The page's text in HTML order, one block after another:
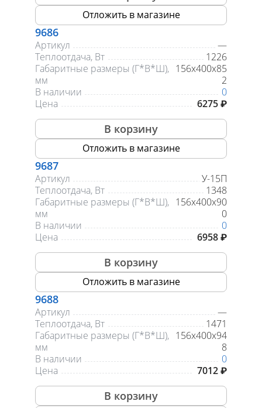
Отложить в магазине
9686
Артикул
—
Теплоотдача, Вт
1226
Габаритные размеры (Г*В*Ш),
мм
156х400х85
2
В наличии
0
Цена
6275 ₽
В корзину
Отложить в магазине
9687
Артикул
У-15П
Теплоотдача, Вт
1348
Габаритные размеры (Г*В*Ш),
мм
156х400х90
0
В наличии
0
Цена
6958 ₽
В корзину
Отложить в магазине
9688
Артикул
—
Теплоотдача, Вт
1471
Габаритные размеры (Г*В*Ш),
мм
156х400х94
8
В наличии
0
Цена
7012 ₽
В корзину